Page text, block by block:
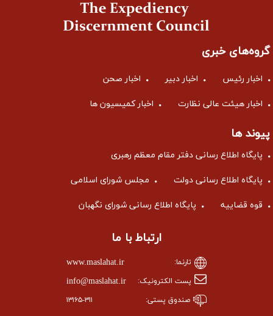
گروه‌های خبری
اخبار رئیس اخبار دبیر اخبار صحن
اخبار هیئت عالی نظارت اخبار کمیسیون ها
پیوند ها
پایگاه اطلاع رسانی دفتر مقام معظم رهبری
پایگاه اطلاع رسانی دولت مجلس شورای اسلامی
قوه قضاییه پایگاه اطلاع رسانی شورای نگهبان
ارتباط با ما
تارنما: www.maslahat.ir
پست الکترونیک: info@maslahat.ir
صندوق پستی: ۱۳۱۶۵-۳۱۱